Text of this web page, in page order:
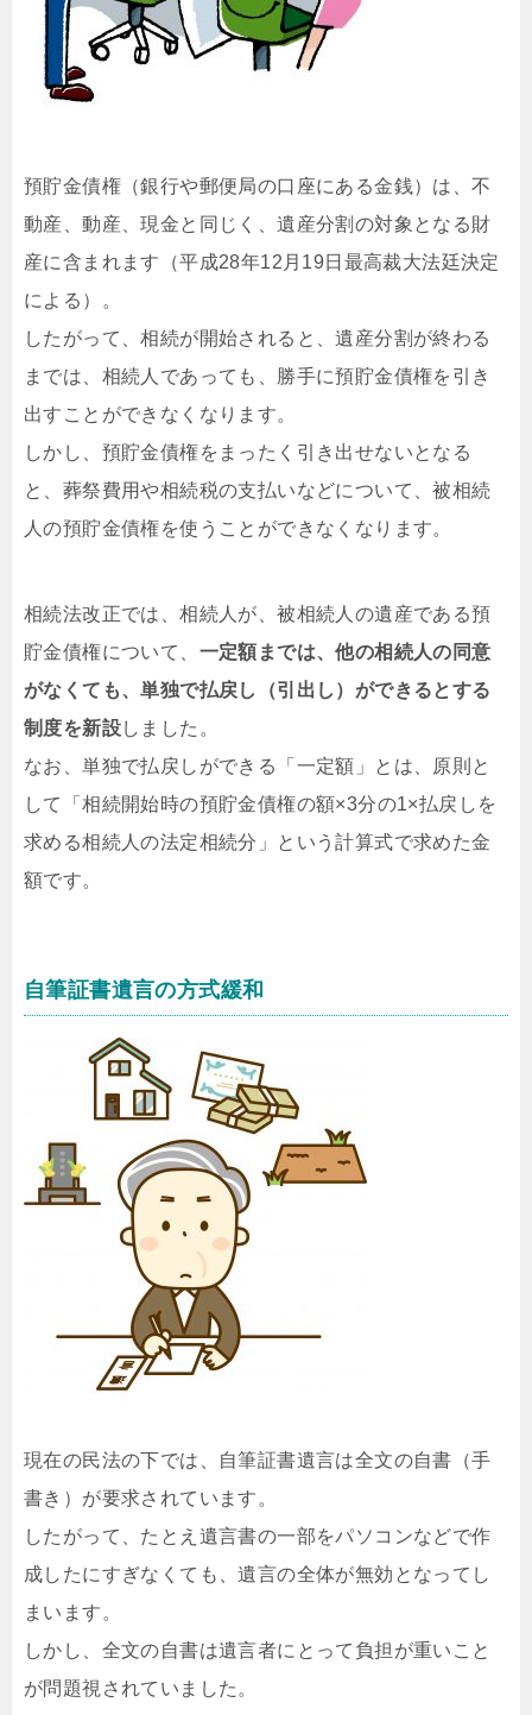
預貯金債権（銀行や郵便局の口座にある金銭）は、不
動産、動産、現金と同じく、遺産分割の対象となる財
産に含まれます（平成28年12月19日最高裁大法廷決定
による）。
したがって、相続が開始されると、遺産分割が終わる
までは、相続人であっても、勝手に預貯金債権を引き
出すことができなくなります。
しかし、預貯金債権をまったく引き出せないとなる
と、葬祭費用や相続税の支払いなどについて、被相続
人の預貯金債権を使うことができなくなります。
相続法改正では、相続人が、被相続人の遺産である預
貯金債権について、 一定額までは、他の相続人の同意
がなくても、単独で払戻し（引出し）ができるとする
制度を新設しました。
なお、単独で払戻しができる「一定額」とは、原則と
して「相続開始時の預貯金債権の額×3分の1×払戻しを
求める相続人の法定相続分」という計算式で求めた金
額です。
自筆証書遺言の方式緩和
現在の民法の下では、自筆証書遺言は全文の自書（手
書き）が要求されています。
したがって、たとえ遺言書の一部をパソコンなどで作
成したにすぎなくても、遺言の全体が無効となってし
まいます。
しかし、全文の自書は遺言者にとって負担が重いこと
が問題視されていました。